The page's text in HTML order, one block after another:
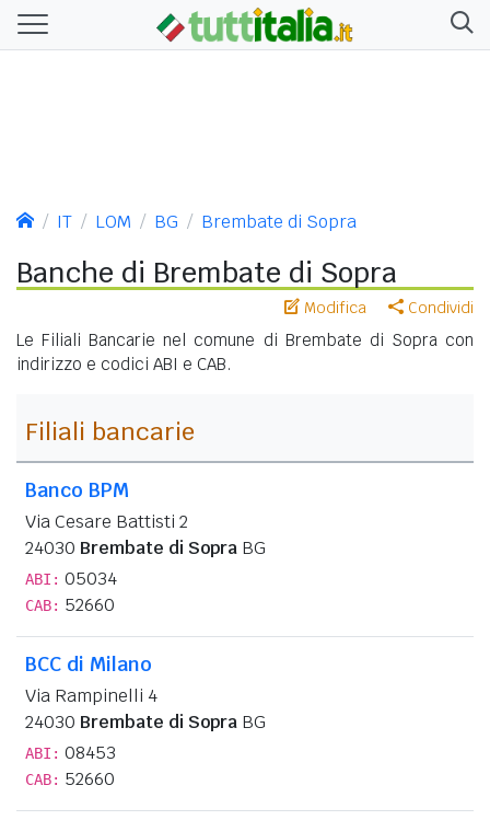
IT LOM BG Brembate di Sopra
Banche di Brembate di Sopra
Modifica Condividi
Le Filiali Bancarie nel comune di Brembate di Sopra con
indirizzo e codici ABI e CAB.
Filiali bancarie
Banco BPM
Via Cesare Battisti 2
24030 Brembate di Sopra BG
ABI: 05034
CAB: 52660
BCC di Milano
Via Rampinelli 4
24030 Brembate di Sopra BG
ABI: 08453
CAB: 52660